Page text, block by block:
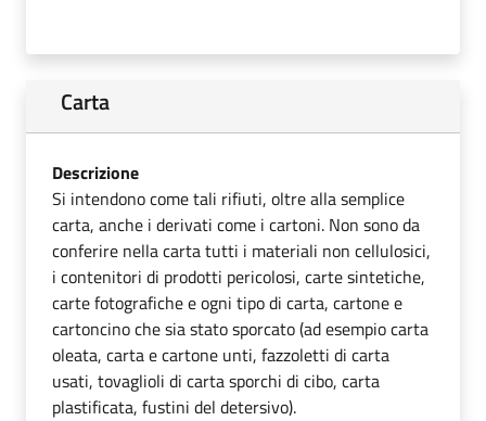
Carta
Descrizione
Si intendono come tali rifiuti, oltre alla semplice
carta, anche i derivati come i cartoni. Non sono da
conferire nella carta tutti i materiali non cellulosici,
i contenitori di prodotti pericolosi, carte sintetiche,
carte fotografiche e ogni tipo di carta, cartone e
cartoncino che sia stato sporcato (ad esempio carta
oleata, carta e cartone unti, fazzoletti di carta
usati, tovaglioli di carta sporchi di cibo, carta
plastificata, fustini del detersivo).